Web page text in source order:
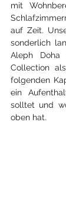
mit
auf Zeit.
sonderlich
Aleph Doha
Collection
folgenden
ein
solltet und
oben hat.